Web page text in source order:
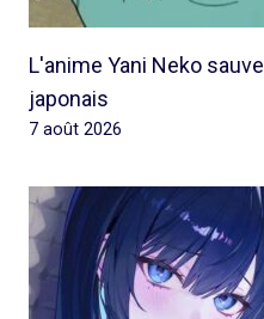
L'anime Yani Neko
japonais
7 août 2026